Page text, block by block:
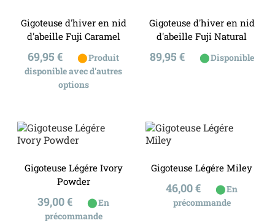
Gigoteuse d'hiver en nid
d'abeille Fuji Caramel
Prix
69,95 € ⬤Produit
disponible avec d'autres
options
Gigoteuse d'hiver en nid
d'abeille Fuji Natural
Prix
89,95 € ⬤Disponible
Gigoteuse Légére Ivory
Powder
Prix
39,00 € ⬤En
précommande
Gigoteuse Légére Miley
Prix
46,00 € ⬤En
précommande